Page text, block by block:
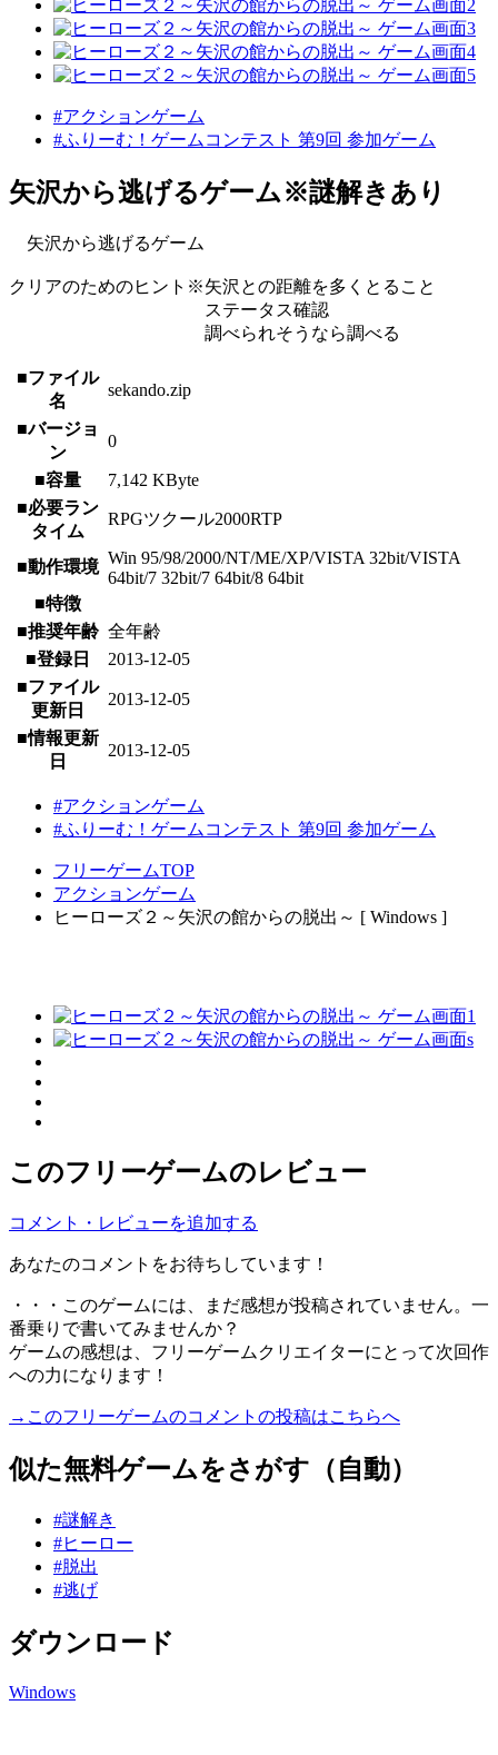
#アクションゲーム
#ふりーむ！ゲームコンテスト 第9回 参加ゲーム
矢沢から逃げるゲーム※謎解きあり
矢沢から逃げるゲーム
クリアのためのヒント※矢沢との距離を多くとること
ステータス確認
調べられそうなら調べる
■ファイル
名
sekando.zip
■バージョ
ン
0
■容量
7,142 KByte
■必要ラン
タイム
RPGツクール2000RTP
■動作環境 Win 95/98/2000/NT/ME/XP/VISTA 32bit/VISTA
64bit/7 32bit/7 64bit/8 64bit
■特徴
■推奨年齢 全年齢
■登録日
2013-12-05
■ファイル
更新日
2013-12-05
■情報更新
日
2013-12-05
#アクションゲーム
#ふりーむ！ゲームコンテスト 第9回 参加ゲーム
フリーゲームTOP
アクションゲーム
ヒーローズ２～矢沢の館からの脱出～ [ Windows ]
このフリーゲームのレビュー
コメント・レビューを追加する
あなたのコメントをお待ちしています！
・・・このゲームには、まだ感想が投稿されていません。一
番乗りで書いてみませんか？
ゲームの感想は、フリーゲームクリエイターにとって次回作
への力になります！
→このフリーゲームのコメントの投稿はこちらへ
似た無料ゲームをさがす（自動）
#謎解き
#ヒーロー
#脱出
#逃げ
ダウンロード
Windows